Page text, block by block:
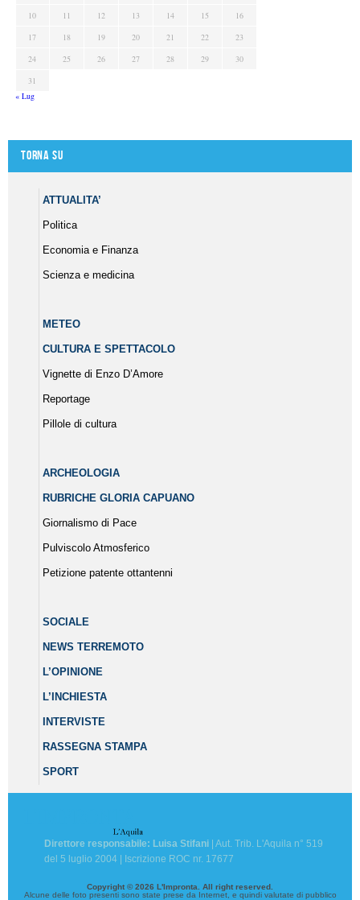
10
11 12 13 14 15
16
17
18 19 20 21 22
23
24
25 26 27 28 29
30
31
« Lug
Torna su
ATTUALITA’
Politica
Economia e Finanza
Scienza e medicina
METEO
CULTURA E SPETTACOLO
Vignette di Enzo D’Amore
Reportage
Pillole di cultura
ARCHEOLOGIA
RUBRICHE GLORIA CAPUANO
Giornalismo di Pace
Pulviscolo Atmosferico
Petizione patente ottantenni
SOCIALE
NEWS TERREMOTO
L’OPINIONE
L’INCHIESTA
INTERVISTE
RASSEGNA STAMPA
SPORT
Direttore responsabile: Luisa Stifani | Aut. Trib. L'Aquila n° 519
del 5 luglio 2004 | Iscrizione ROC nr. 17677
Copyright © 2026 L'Impronta. All right reserved.
Alcune delle foto presenti sono state prese da Internet, e quindi valutate di pubblico